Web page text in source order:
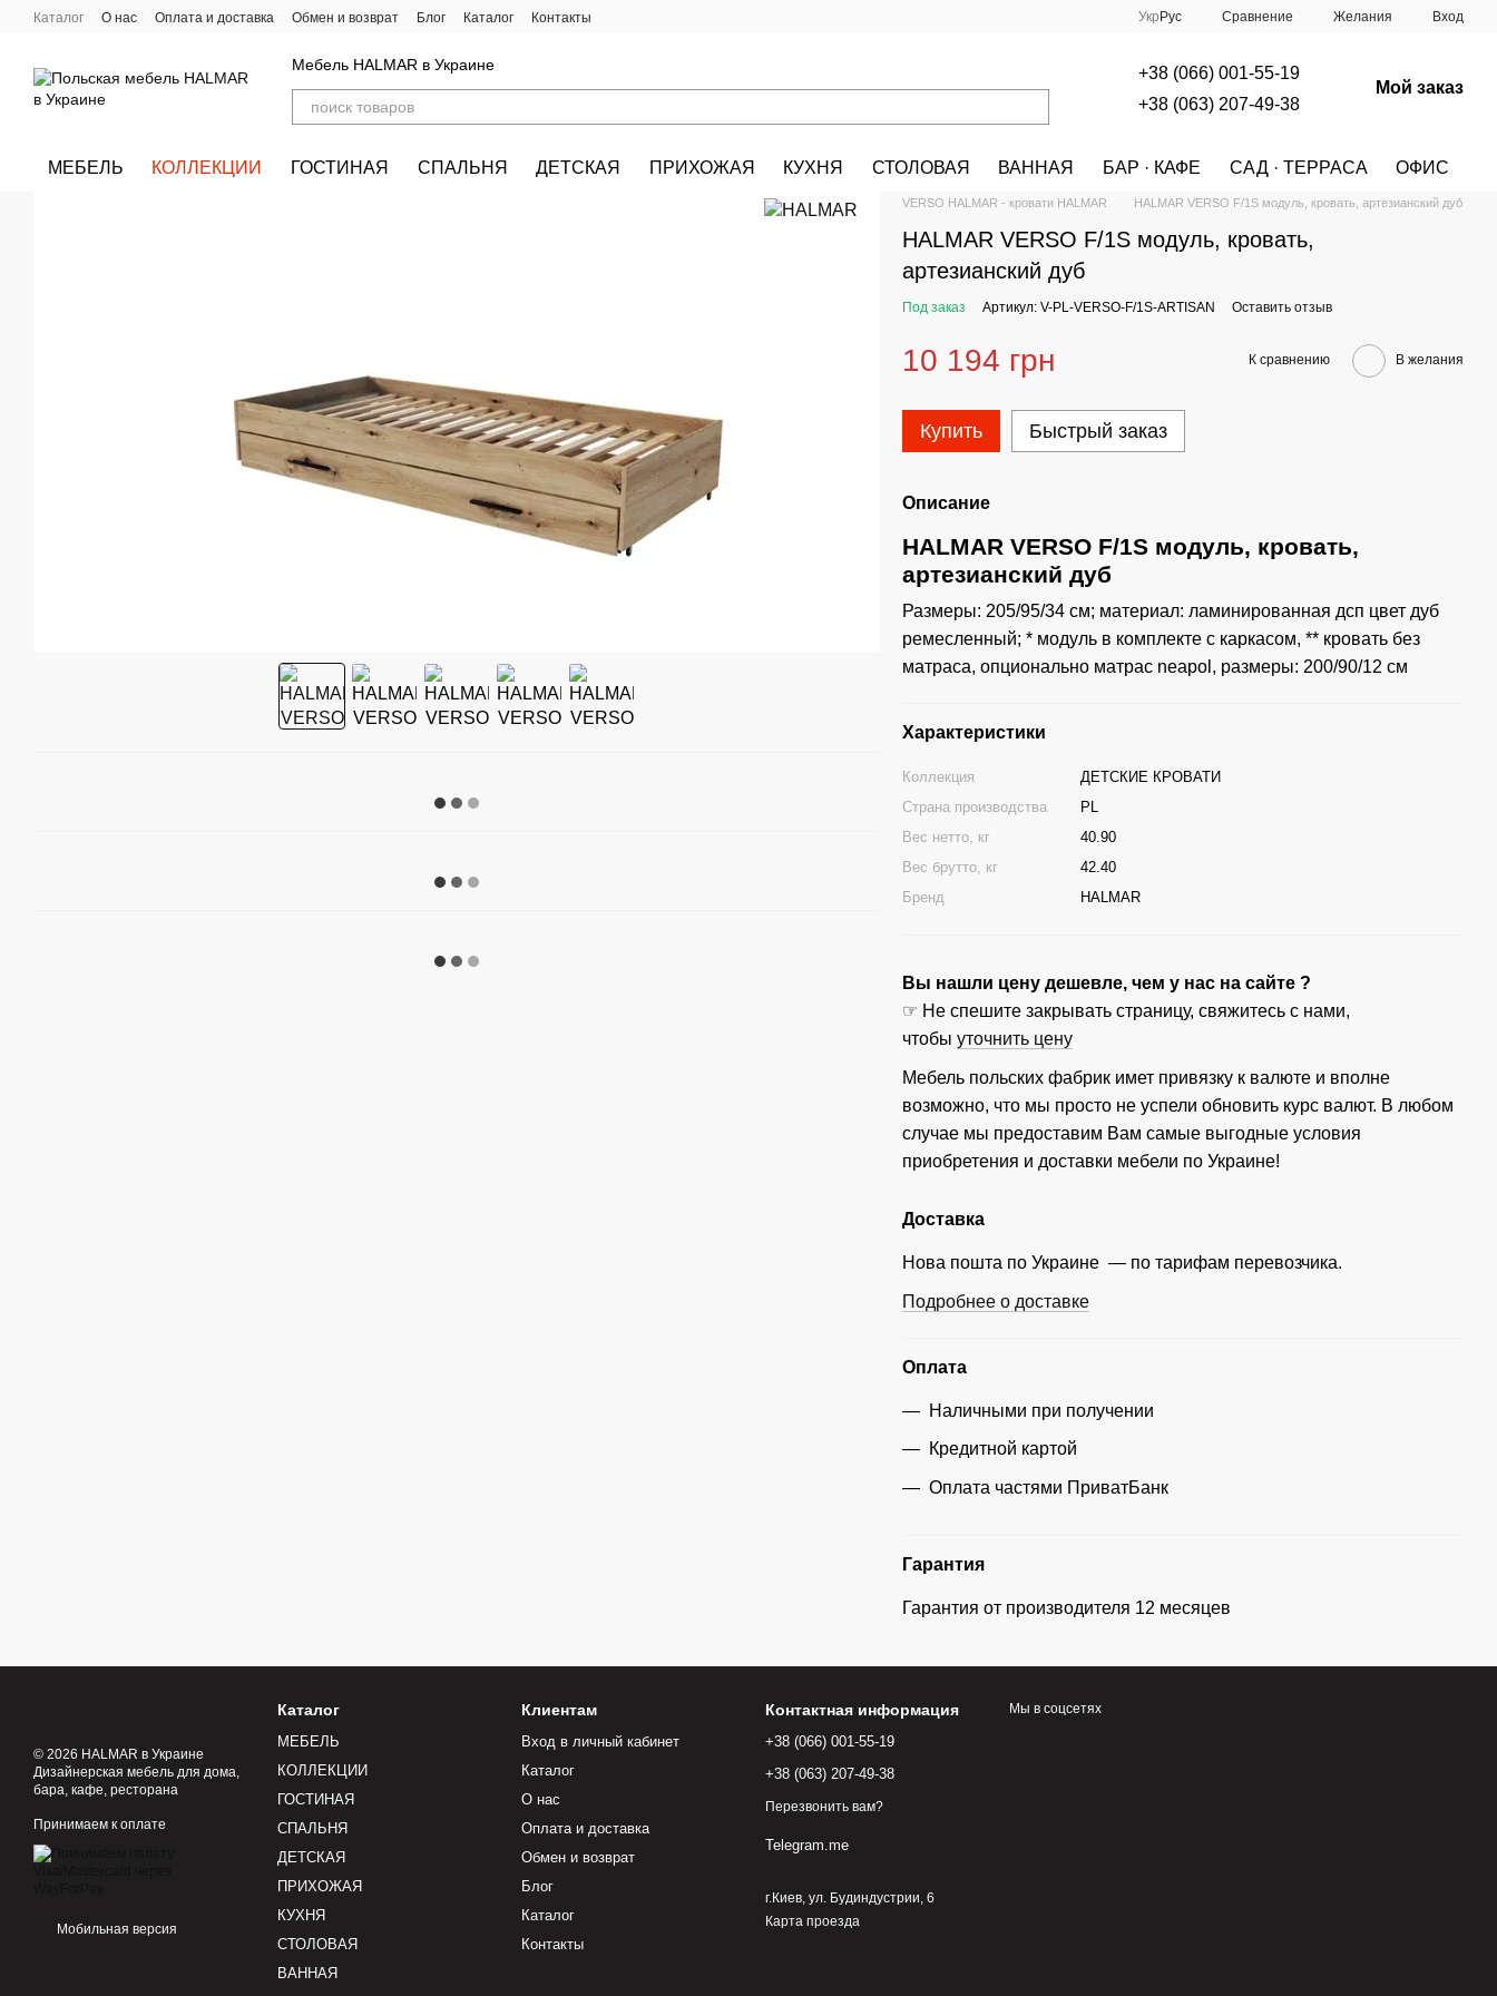
Перейти к основному контенту
Каталог О нас Оплата и доставка Обмен и возврат Блог Каталог Контакты Укр Рус Сравнение Желания Вход
Мебель HALMAR в Украине
+38 (066) 001-55-19
+38 (063) 207-49-38
Мой заказ
МЕБЕЛЬ КОЛЛЕКЦИИ ГОСТИНАЯ СПАЛЬНЯ ДЕТСКАЯ ПРИХОЖАЯ КУХНЯ СТОЛОВАЯ ВАННАЯ БАР · КАФЕ САД · ТЕРРАСА ОФИС
VERSO HALMAR - кровати HALMAR
HALMAR VERSO F/1S модуль, кровать, артезианский дуб
HALMAR VERSO F/1S модуль, кровать,
артезианский дуб
Под заказ Артикул: V-PL-VERSO-F/1S-ARTISAN Оставить отзыв
10 194 грн К сравнению В желания
Купить Быстрый заказ
Описание
HALMAR VERSO F/1S модуль, кровать,
артезианский дуб
Размеры: 205/95/34 см; материал: ламинированная дсп цвет дуб
ремесленный; * модуль в комплекте с каркасом, ** кровать без
матраса, опционально матрас neapol, размеры: 200/90/12 см
Характеристики
Коллекция
ДЕТСКИЕ КРОВАТИ
Страна производства
PL
Вес нетто, кг
40.90
Вес брутто, кг
42.40
Бренд
HALMAR
Вы нашли цену дешевле, чем у нас на сайте ?
☞ Не спешите закрывать страницу, свяжитесь с нами,
чтобыуточнить цену
Мебель польских фабрик имет привязку к валюте и вполне
возможно, что мы просто не успели обновить курс валют. В любом
случае мы предоставим Вам самые выгодные условия
приобретения и доставки мебели по Украине!
Доставка
Нова пошта по Украине — по тарифам перевозчика.
Подробнее о доставке
Оплата
Наличными при получении
Кредитной картой
Оплата частями ПриватБанк
Гарантия
Гарантия от производителя 12 месяцев
© 2026 HALMAR в Украине
Дизайнерская мебель для дома,
бара, кафе, ресторана
Принимаем к оплате
Мобильная версия
Каталог
МЕБЕЛЬ
КОЛЛЕКЦИИ
ГОСТИНАЯ
СПАЛЬНЯ
ДЕТСКАЯ
ПРИХОЖАЯ
КУХНЯ
СТОЛОВАЯ
ВАННАЯ
Клиентам
Вход в личный кабинет
Каталог
О нас
Оплата и доставка
Обмен и возврат
Блог
Каталог
Контакты
Контактная информация
+38 (066) 001-55-19
+38 (063) 207-49-38
Перезвонить вам?
Telegram.me
г.Киев, ул. Будиндустрии, 6
Карта проезда
Мы в соцсетях